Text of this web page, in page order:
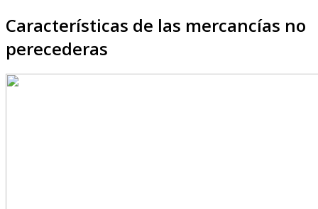
Características de las mercancías no
perecederas